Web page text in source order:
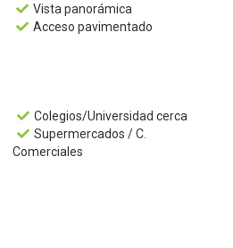
 Vista panorámica
 Acceso pavimentado
 Colegios/Universidad cerca
 Supermercados / C.
Comerciales